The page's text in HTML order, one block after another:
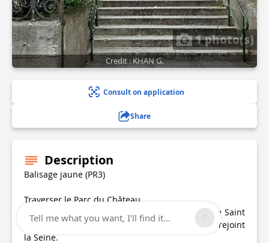
1 photo(s)
Credit : KHAN G.
Consult on application
Share
Description
Balisage jaune (PR3)
Traverser le Parc du Château.
Sortir du parc en empruntant à droite la rue de Saint
Cloud , puis à droite l’allée de Longchamp qui rejoint
la Seine.
Tell me what you want, I'll find it...